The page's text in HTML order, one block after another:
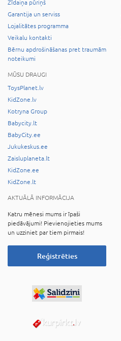
Zīdaiņa pūriņš
Garantija un serviss
Lojalitātes programma
Veikalu kontakti
Bērnu apdrošināšanas pret traumām
noteikumi
MŪSU DRAUGI
ToysPlanet.lv
KidZone.lv
Kotryna Group
Babycity.lt
BabyCity.ee
Jukukeskus.ee
Zaisluplaneta.lt
KidZone.ee
KidZone.lt
AKTUĀLĀ INFORMĀCIJA
Katru mēnesi mums ir īpaši
piedāvājumi! Pievienojieties mums
un uzziniet par tiem pirmais!
Reģistrēties